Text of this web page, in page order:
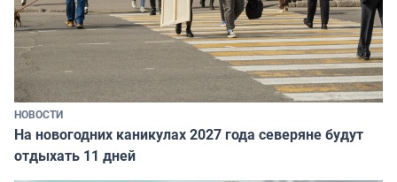
НОВОСТИ
На новогодних каникулах 2027 года северяне будут
отдыхать 11 дней